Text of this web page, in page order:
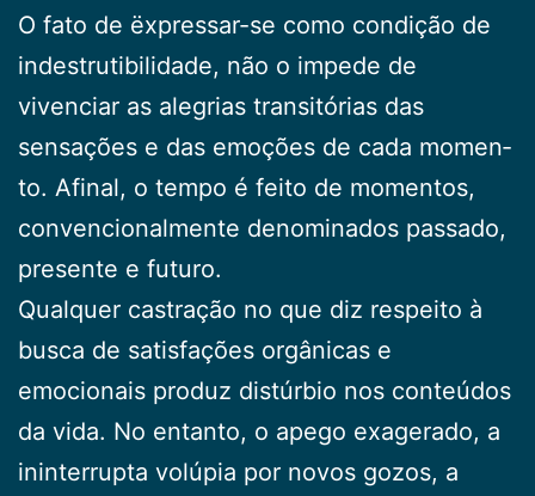
O fato de ëxpressar-se como condição de
indes­trutibilidade, não o impede de
vivenciar as alegrias tran­sitórias das
sensações e das emoções de cada momen­
to. Afinal, o tempo é feito de momentos,
convencional­mente denominados passado,
presente e futuro.
Qualquer castração no que diz respeito à
busca de satisfações orgânicas e
emocionais produz distúrbio nos conteúdos
da vida. No entanto, o apego exagerado, a
ininterrupta volúpia por novos gozos, a